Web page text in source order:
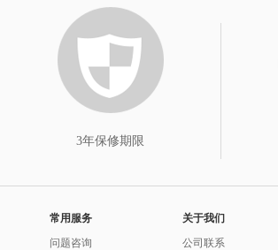
3年保修期限
常用服务
问题咨询
关于我们
公司联系